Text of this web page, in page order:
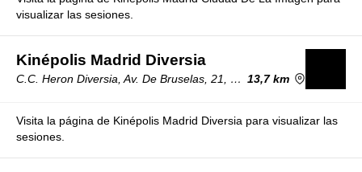
visualizar las sesiones.
Kinépolis Madrid Diversia
C.C. Heron Diversia, Av. De Bruselas, 21, 28108 Alcobendas, Madrid, España 13,7 km
Visita la página de Kinépolis Madrid Diversia para visualizar las
sesiones.